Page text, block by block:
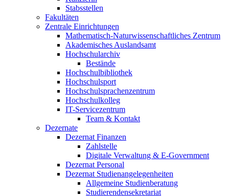
Stabsstellen
Fakultäten
Zentrale Einrichtungen
Mathematisch-Naturwissenschaftliches Zentrum
Akademisches Auslandsamt
Hochschularchiv
Bestände
Hochschulbibliothek
Hochschulsport
Hochschulsprachenzentrum
Hochschulkolleg
IT-Servicezentrum
Team & Kontakt
Dezernate
Dezernat Finanzen
Zahlstelle
Digitale Verwaltung & E-Government
Dezernat Personal
Dezernat Studienangelegenheiten
Allgemeine Studienberatung
Studierendensekretariat